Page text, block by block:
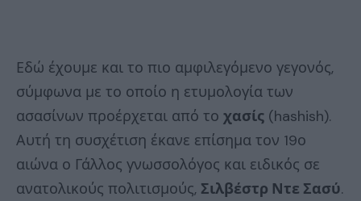
Εδώ έχουμε και το πιο αμφιλεγόμενο γεγονός,
σύμφωνα με το οποίο η ετυμολογία των
ασασίνων προέρχεται από το χασίς (hashish).
Αυτή τη συσχέτιση έκανε επίσημα τον 19ο
αιώνα ο Γάλλος γνωσσολόγος και ειδικός σε
ανατολικούς πολιτισμούς, Σιλβέστρ Ντε Σασύ.